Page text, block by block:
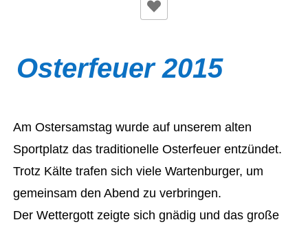
Osterfeuer 2015
Am Ostersamstag wurde auf unserem alten
Sportplatz das traditionelle Osterfeuer entzündet.
Trotz Kälte trafen sich viele Wartenburger, um
gemeinsam den Abend zu verbringen.
Der Wettergott zeigte sich gnädig und das große